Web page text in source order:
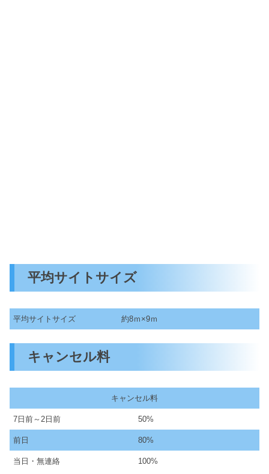
平均サイトサイズ
平均サイトサイズ 約8ｍ×9ｍ
キャンセル料
キャンセル料
7日前～2日前 50%
前日 80%
当日・無連絡 100%